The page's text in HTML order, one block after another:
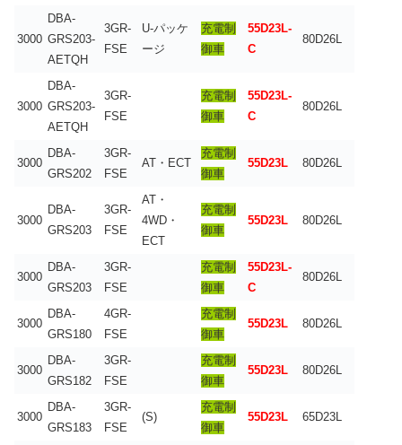
3000
DBA-
GRS203-
AETQH
3GR-
FSE
U-パッケ
ージ
充電制
御車
55D23L-
C
80D26L
3000
DBA-
GRS203-
AETQH
3GR-
FSE
充電制
御車
55D23L-
C
80D26L
3000
DBA-
GRS202
3GR-
FSE
AT・ECT
充電制
御車
55D23L 80D26L
3000
DBA-
GRS203
3GR-
FSE
AT・
4WD・
ECT
充電制
御車
55D23L 80D26L
3000
DBA-
GRS203
3GR-
FSE
充電制
御車
55D23L-
C
80D26L
3000
DBA-
GRS180
4GR-
FSE
充電制
御車
55D23L 80D26L
3000
DBA-
GRS182
3GR-
FSE
充電制
御車
55D23L 80D26L
3000
DBA-
GRS183
3GR-
FSE
(S)
充電制
御車
55D23L 65D23L